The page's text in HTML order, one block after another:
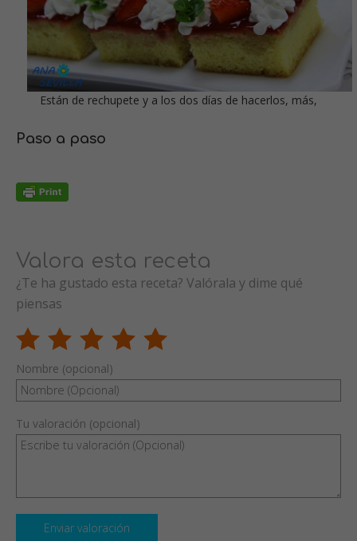
Están de rechupete y a los dos días de hacerlos, más,
Paso a paso
Valora esta receta
¿Te ha gustado esta receta? Valórala y dime qué
piensas
Nombre (opcional)
Tu valoración (opcional)
Enviar valoración